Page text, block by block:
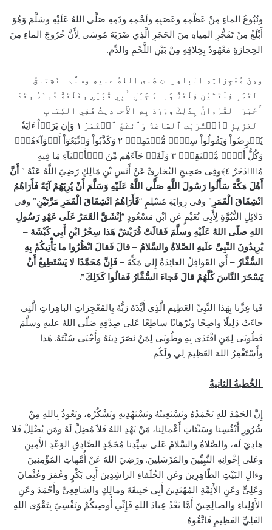
ونُبُوعُ الماءِ مِنْ عَظْمِهِ وعَصَبِهِ ولَحْمِهِ ودَمِهِ صَلَّى اللهُ عَلَيْهِ وسَلَّمَ وَهُوَ
أَبْلَغُ مِنْ تَفَجُّرِ المِياهِ مِنَ الحَجَرِ الَّذِي ضَرَبَهُ مُوسَى لِأَنَّ خُرُوجَ الماءِ مِنَ
الحِجارَةِ مَعْهُودٌ بِخِلافِهِ مِنْ بَيْنِ اللَّحْمِ والدَّمِ.
ومِنْ مُعْجِزاتِهِ الباهِراتِ صَلى اللهُ عليهِ وسلَّم انْشِقاقُ
القَمَرِ فِلْقَتَيْنِ فِلْقَةٌ وَراءَ جَبَلِ أَبِي قُبَيْسٍ وفَلْقَةٌ دُونَهُ وقَدْ
أَخْبَرَ القُرْءانُ بِذَلِكَ ووَرَدَ بِهِ الأَحادِيثُ فَفِي الكِتابِ
العَزِيزِ ﴿ٱقۡتَرَبَتِ ٱلسَّاعَةُ وَٱنشَقَّ ٱلۡقَمَرُ ١ وَإِن يَرَوۡاْ ءَايَةٗ
يُعۡرِضُواْ وَيَقُولُواْ سِحۡرٞ مُّسۡتَمِرّٞ ٢ وَكَذَّبُواْ وَٱتَّبَعُوٓاْ أَهۡوَآءَهُمۡۚ
وَكُلُّ أَمۡرٖ مُّسۡتَقِرّٞ ٣ وَلَقَدۡ جَآءَهُم مِّنَ ٱلۡأَنۢبَآءِ مَا فِيهِ
مُزۡدَجَرٌ ٤﴾وفِى صَحِيحِ البُخارِىِّ عَنْ أَنَسِ بْنِ مَالِكٍ رَضِيَ اللَّهُ عَنْهُ ”
أَنَّ
أَهْلَ مَكَّةَ سَأَلُوا رَسُولَ اللَّهِ صَلَّى اللَّهُ عَلَيْهِ وَسَلَّمَ أَنْ يُرِيَهُمْ آيَةً فَأَرَاهُمُ
انْشِقَاقَ الْقَمَرِ ” وفى رِوايَةِ مُسْلِمٍ “فَأَرَاهُمُ انْشِقَاقَ الْقَمَرِ مَرَّتَيْنِ” وفى
دَلائِلِ النُّبُوَّةِ لِأَبِى نُعَيْمٍ عَنِ ابْنِ مَسْعُودٍ “اِنْشَقَّ القَمَرُ عَلَى عَهْدِ رَسُولِ
اللهِ صلّى اللهُ عَلَيْهِ وسلَّمَ فَقالَتْ قُرَيْشٌ هَذا سِحْرُ ابْنِ أَبِي كَبْشَة –
يُرِيدُونَ النَّبِىَّ علَيهِ الصَّلاةُ والسَّلامُ – قالَ فَقالَ انْظُرُوا ما يَأْتِيكُمْ بِهِ
السُّفَّارُ – أَىِ القَوافِلُ العائِدَةُ إِلى مَكَّةَ – فَإِنَّ مُحَمَّدًا لا يَسْتَطِيعُ أَنْ
يَسْحَرَ النَّاسَ كُلَّهُمْ قالَ فَجاءَ السُّفَّارُ فَقالُوا كَذَلِكَ”.
فَيا عِزَّنا بِهَذا النَّبِيِّ العَظِيمِ الَّذِي أَيَّدَهُ رَبُّهُ بِالمُعْجِزاتِ الباهِراتِ الَّتِي
جاءَتْ دَلِيلًا واضِحًا وبُرْهانًا ساطِعًا عَلى صِدْقِهِ صَلّى اللهُ عليهِ وسلَّمَ
فَطُوبَى لِمَنِ اقْتَدَى بِهِ وطُوبَى لِمَنْ نَصَرَ دِينَهُ وأَحْيَى سُنَّتَهُ. هَذا
وأَسْتَغْفِرُ اللهَ العَظِيمَ لِي ولَكُم.
الخُطبةُ الثانيةُ
إِنَّ الحَمْدَ للهِ نَحْمَدُهُ ونَسْتَعِينُهُ ونَسْتَهْدِيهِ ونَشْكُرُه، ونَعُوذُ بِاللهِ مِنْ
شُرُورِ أَنْفُسِنا وسَيِّئاتِ أَعْمالِنا، مَنْ يَهْدِ اللهُ فَلاَ مُضِلَّ لَهُ ومَن يُضْلِلْ فَلا
هادِيَ لَه، والصَّلاةُ والسَّلامُ عَلى سِيِّدِنا مُحَمَّدٍ الصَّادِقِ الوَعْدِ الأَمِينِ
وعَلى إِخْوانِهِ النَّبِيِّينَ والمُرْسَلِينَ. ورَضِيَ اللهُ عَنْ أُمَّهاتِ المُؤْمِنِينَ
وءالِ البَيْتِ الطّاهِرِينَ وعَنِ الخُلَفاءِ الراشِدِينَ أَبِي بَكْرٍ وعُمَرَ وعُثْمانَ
وعَلِىٍّ وعَنِ الأَئِمَّةِ المُهْتَدِينَ أَبِي حَنِيفَةَ ومالِكٍ والشافِعِىِّ وأَحْمَدَ وعَنِ
الأَوْلِياءِ والصالِحِينَ أَمَّا بَعْدُ عِبادَ اللهِ فَإِنِّي أُوصِيكُمْ ونَفْسِيَ بِتَقْوَى اللهِ
العَلِيِّ العَظِيمِ فَاتَّقُوهُ.